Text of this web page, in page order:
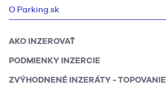
O Parking.sk
AKO INZEROVAŤ
PODMIENKY INZERCIE
ZVÝHODNENÉ INZERÁTY - TOPOVANIE